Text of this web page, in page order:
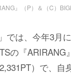
』（P）＆（C）
では、今年3月
の『ARIRANG
）で、自